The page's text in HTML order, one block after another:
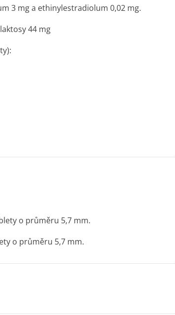
3 mg a ethinylestradiolum 0,02 mg.
44 mg
o průměru 5,7 mm.
o průměru 5,7 mm.